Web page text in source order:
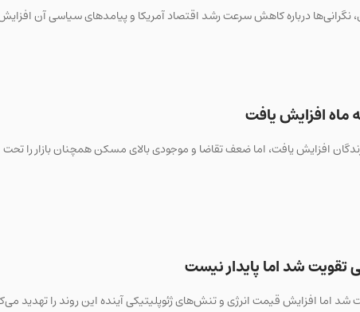
نگرانی‌ها درباره کاهش سرعت رشد اقتصاد آمریکا و پیامدهای سیاسی آن
افزایش یافت
افزایش یافت، اما ضعف تقاضا و موجودی بالای مسکن همچنان بازار را تحت
تقویت شد اما پایدار نیست
شد اما افزایش قیمت انرژی و تنش‌های ژئوپلیتیکی آینده این روند را تهدید